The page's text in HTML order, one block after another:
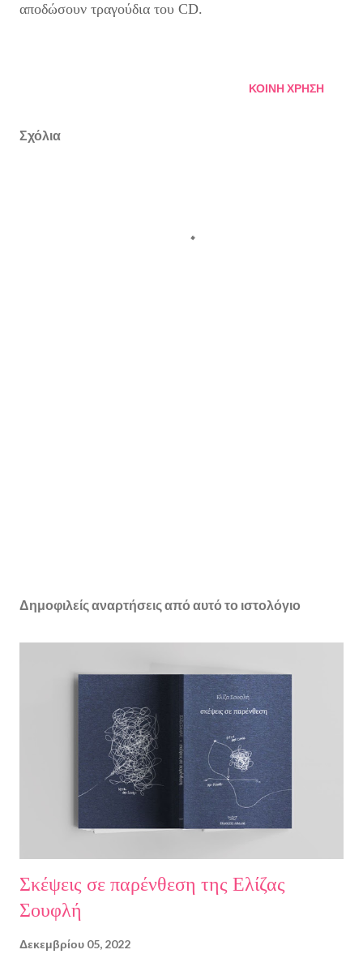
αποδώσουν τραγούδια του CD.
ΚΟΙΝΉ ΧΡΉΣΗ
Σχόλια
Δημοφιλείς αναρτήσεις από αυτό το ιστολόγιο
Σκέψεις σε παρένθεση της Ελίζας
Σουφλή
Δεκεμβρίου 05, 2022